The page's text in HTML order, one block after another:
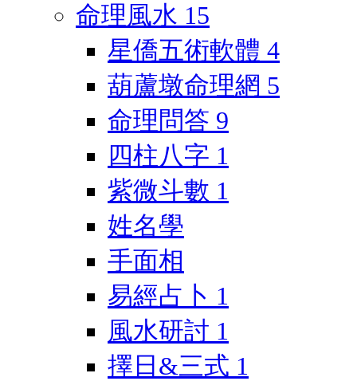
命理風水 15
星僑五術軟體 4
葫蘆墩命理網 5
命理問答 9
四柱八字 1
紫微斗數 1
姓名學
手面相
易經占卜 1
風水研討 1
擇日&三式 1